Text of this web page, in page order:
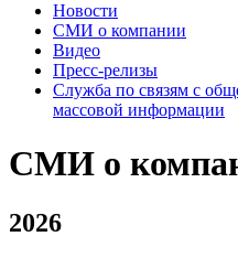
Новости
СМИ о компании
Видео
Пресс-релизы
Служба по связям с
массовой информации
СМИ о
2026